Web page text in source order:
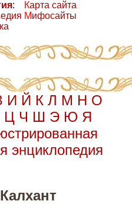
:
Карта сайта
Мифосайты
И Й К Л М Н О
Ц Ч Ш Э Ю Я
энциклопедия